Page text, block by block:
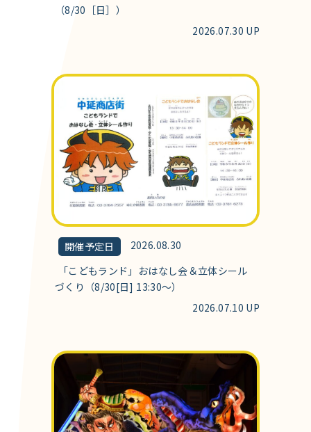
（8/30［日］）
2026.07.30 UP
開催予定日
2026.08.30
「こどもランド」おはなし会＆立体シール
づくり（8/30[日] 13:30～）
2026.07.10 UP